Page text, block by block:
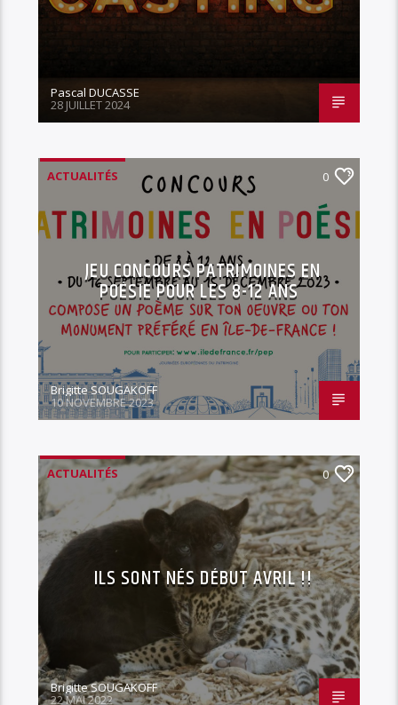
Pascal DUCASSE
28 JUILLET 2024
ACTUALITÉS 0
JEU CONCOURS PATRIMOINES EN
POÉSIE POUR LES 8-12 ANS
Brigitte SOUGAKOFF
10 NOVEMBRE 2023
ACTUALITÉS 0
ILS SONT NÉS DÉBUT AVRIL !!
Brigitte SOUGAKOFF
22 MAI 2022